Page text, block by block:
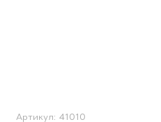
Артикул: 41010